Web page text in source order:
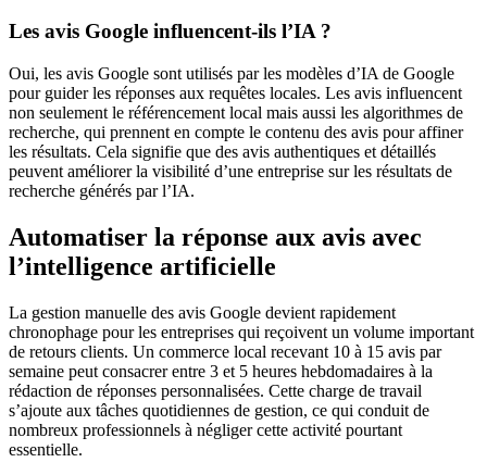
Les avis Google influencent-ils l’IA ?
Oui, les avis Google sont utilisés par les modèles d’IA de Google
pour guider les réponses aux requêtes locales. Les avis influencent
non seulement le référencement local mais aussi les algorithmes de
recherche, qui prennent en compte le contenu des avis pour affiner
les résultats. Cela signifie que des avis authentiques et détaillés
peuvent améliorer la visibilité d’une entreprise sur les résultats de
recherche générés par l’IA.
Automatiser la réponse aux avis avec
l’intelligence artificielle
La gestion manuelle des avis Google devient rapidement
chronophage pour les entreprises qui reçoivent un volume important
de retours clients. Un commerce local recevant 10 à 15 avis par
semaine peut consacrer entre 3 et 5 heures hebdomadaires à la
rédaction de réponses personnalisées. Cette charge de travail
s’ajoute aux tâches quotidiennes de gestion, ce qui conduit de
nombreux professionnels à négliger cette activité pourtant
essentielle.